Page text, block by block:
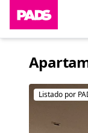
Listado por